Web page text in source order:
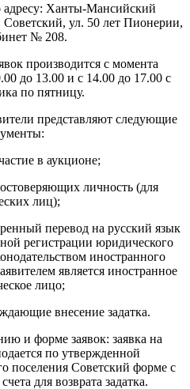
адресу: Ханты-Мансийский
ул. 50 лет Пионерии,
№ 208.
производится с момента
до 13.00 и с 14.00 до 17.00 с
по пятницу.
представляют следующие
в аукционе;
личность (для
лиц);
перевод на русский язык
регистрации юридического
иностранного
является иностранное
лицо;
внесение задатка.
и форме заявок: заявка на
по утвержденной
поселения Советский форме с
для возврата задатка.